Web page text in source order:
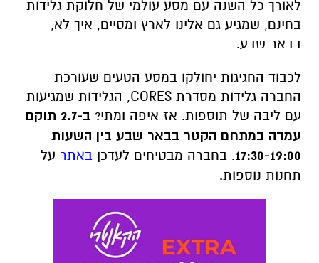
לאורך כל השנה עם מסע עולמי של חלוקת גלידות
בחינם, שמגיע גם אלינו לארץ ומסיים, איך לא,
בבאר שבע.
לכבוד החגיגות יחולקו במסע הטעים שעורכת
החברה גלידות מסדרת CORES, הגלידות שמגיעות
עם ליבה של תוספות. אז איפה ומתי?
ב-2.7 תוקם
עמדה במתחם הקטר בבאר שבע בין השעות
17:30-19:00. בחברה מבטיחים לעדכן באתר על
תחנות נוספות.